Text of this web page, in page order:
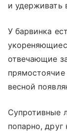
и удерживать
У барвинка
отвечающие
весной
Супротивные
попарно,